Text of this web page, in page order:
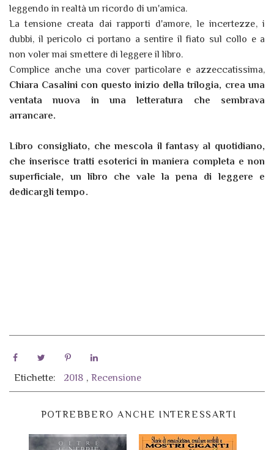
leggendo in realtà un ricordo di un'amica.
La tensione creata dai rapporti d'amore, le incertezze, i
dubbi, il pericolo ci portano a sentire il fiato sul collo e a
non voler mai smettere di leggere il libro.
Complice anche una cover particolare e azzeccatissima,
Chiara Casalini con questo inizio della trilogia, crea una
ventata nuova in una letteratura che sembrava
arrancare.
Libro consigliato, che mescola il fantasy al quotidiano,
che inserisce tratti esoterici in maniera completa e non
superficiale, un libro che vale la pena di leggere e
dedicargli tempo.
Etichette: 2018 , Recensione
POTREBBERO ANCHE INTERESSARTI